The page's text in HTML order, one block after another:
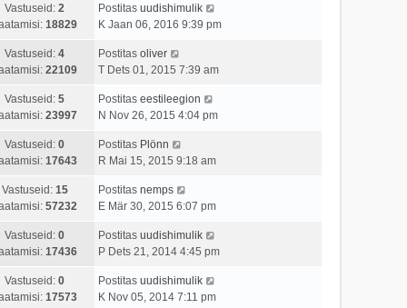
Vastuseid: 2
18829
Postitas uudishimulik
K Jaan 06, 2016 9:39 pm
Vastuseid: 4
22109
Postitas oliver
T Dets 01, 2015 7:39 am
Vastuseid: 5
23997
Postitas eestileegion
N Nov 26, 2015 4:04 pm
Vastuseid: 0
17643
Postitas Plönn
R Mai 15, 2015 9:18 am
Vastuseid: 15
57232
Postitas nemps
E Mär 30, 2015 6:07 pm
Vastuseid: 0
17436
Postitas uudishimulik
P Dets 21, 2014 4:45 pm
Vastuseid: 0
17573
Postitas uudishimulik
K Nov 05, 2014 7:11 pm